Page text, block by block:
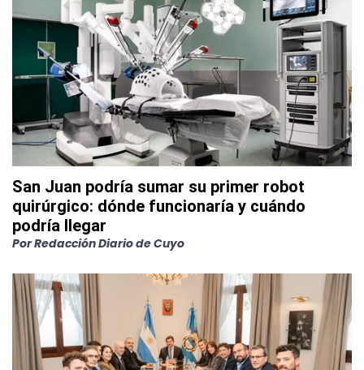
San Juan podría sumar su primer robot
quirúrgico: dónde funcionaría y cuándo
podría llegar
PorRedacción Diario de Cuyo